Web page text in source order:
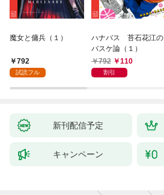
魔女と傭兵（１）
792
試読フル
ハナバス 苔石花江の
バスケ論（１）
792
110
割引
新刊配信予定
キャンペーン